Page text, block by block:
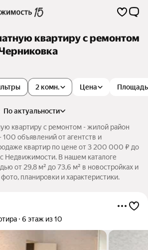
квартиру с ремонтом
2 комн. Цена Площадь
по актуальности
квартиру с ремонтом - жилой район
объявлений от агентств и
квартир по цене от 3 200 000 ₽ до
Недвижимости. В нашем каталоге
от 29,8 м² до 73,6 м² в новостройках и
планировки и характеристики.
6 этаж из 10